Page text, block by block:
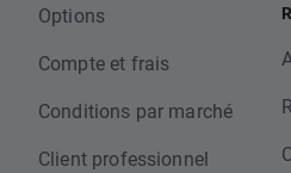
Options
Compte et frais
Conditions par marché
Client professionnel